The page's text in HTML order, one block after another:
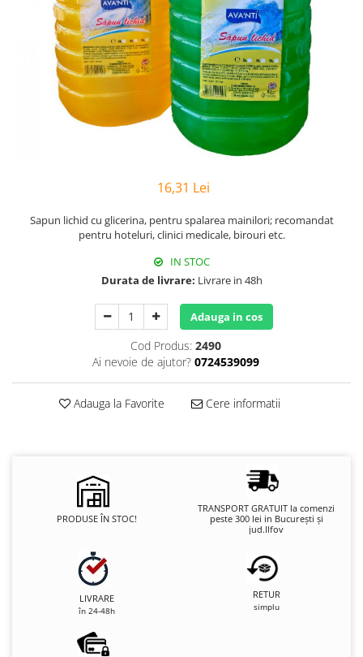
Lavete și bureți
Lumanari
Odorizante cameră/auto
Dispensere/dozatoare
Servețele umede
Tipizate
Tuș & more
16,31 Lei
Sapun lichid cu glicerina, pentru spalarea mainilori; recomandat
pentru hoteluri, clinici medicale, birouri etc.
IN STOC
Durata de livrare: Livrare in 48h
Adauga in cos
Cod Produs: 2490
Ai nevoie de ajutor? 0724539099
Adauga la Favorite Cere informatii
PRODUSE ÎN STOC!
TRANSPORT GRATUIT la comenzi
peste 300 lei in București și
jud.Ilfov
LIVRARE
în 24-48h
RETUR
simplu